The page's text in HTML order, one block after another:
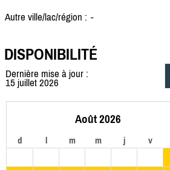
Autre ville/lac/région : -
DISPONIBILITÉ
Dernière mise à jour :
15 juillet 2026
Août 2026
d l m m j v